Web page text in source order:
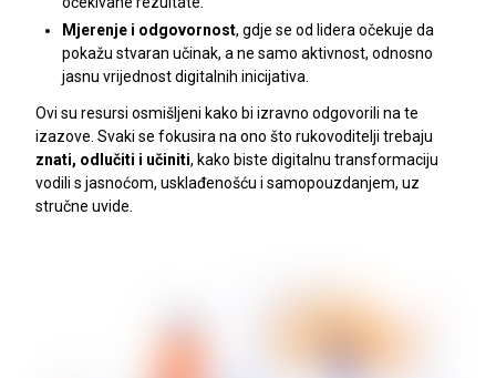
Mjerenje i odgovornost, gdje se od lidera očekuje da
pokažu stvaran učinak, a ne samo aktivnost, odnosno
jasnu vrijednost digitalnih inicijativa.
Ovi su resursi osmišljeni kako bi izravno odgovorili na te
izazove. Svaki se fokusira na ono što rukovoditelji trebaju
znati, odlučiti i učiniti, kako biste digitalnu transformaciju
vodili s jasnoćom, usklađenošću i samopouzdanjem, uz
stručne uvide.